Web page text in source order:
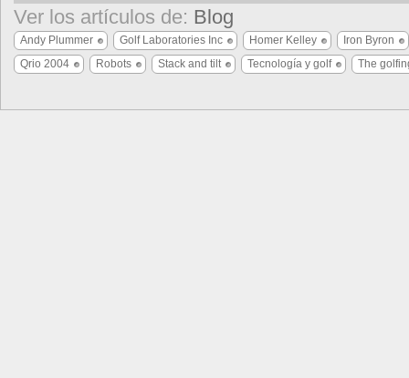
Ver los artículos de: Blog
Andy Plummer Golf Laboratories Inc Homer Kelley
Iron Byron
Qrio 2004
Robots Stack and tilt Tecnología y golf The